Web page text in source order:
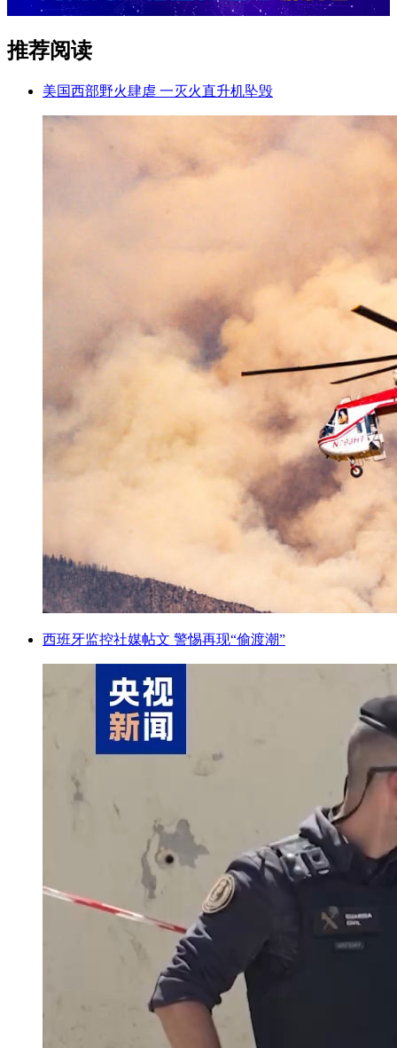
推荐阅读
美国西部野火肆虐 一灭火直升机坠毁
西班牙监控社媒帖文 警惕再现“偷渡潮”